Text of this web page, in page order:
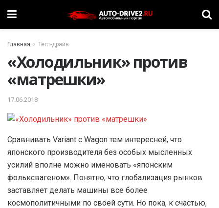
Главная Тест-драйв
«Холодильник» против
«матрешки»
17.06.2018
Сравнивать Variant с Wagon тем интересней, что
японского производителя без особых мысленных
усилий вполне можно именовать «японским
фольксвагеном». Понятно, что глобализация рынков
заставляет делать машины все более
космополитичными по своей сути. Но пока, к счастью,